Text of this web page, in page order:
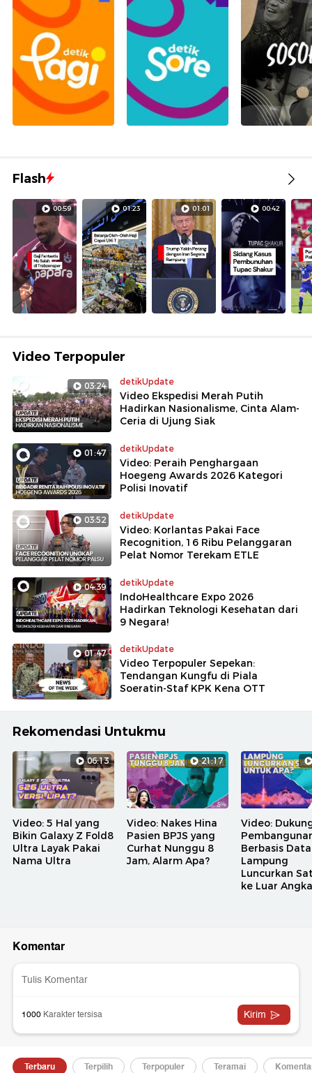
Flash
00:59 01:23 01:01 00:42
Video Terpopuler
03:24 detikUpdate
Video Ekspedisi Merah Putih
Hadirkan Nasionalisme, Cinta Alam-
Ceria di Ujung Siak
01:47 detikUpdate
Video: Peraih Penghargaan
Hoegeng Awards 2026 Kategori
Polisi Inovatif
03:52 detikUpdate
Video: Korlantas Pakai Face
Recognition, 16 Ribu Pelanggaran
Pelat Nomor Terekam ETLE
04:39 detikUpdate
IndoHealthcare Expo 2026
Hadirkan Teknologi Kesehatan dari
9 Negara!
01:47 detikUpdate
Video Terpopuler Sepekan:
Tendangan Kungfu di Piala
Soeratin-Staf KPK Kena OTT
Rekomendasi Untukmu
06:13
Video: 5 Hal yang
Bikin Galaxy Z Fold8
Ultra Layak Pakai
Nama Ultra
21:17
Video: Nakes Hina
Pasien BPJS yang
Curhat Nunggu 8
Jam, Alarm Apa?
Video:
Berbasis
Lampung
Luncurkan
ke Luar